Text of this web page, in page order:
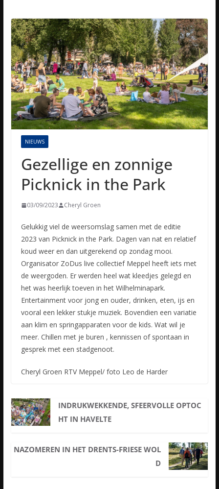
NIEUWS
Gezellige en zonnige
Picknick in the Park
03/09/2023 Cheryl Groen
Gelukkig viel de weersomslag samen met de editie
2023 van Picknick in the Park. Dagen van nat en relatief
koud weer en dan uitgerekend op zondag mooi.
Organisator ZoDus live collectief Meppel heeft iets met
de weergoden. Er werden heel wat kleedjes gelegd en
het was heerlijk toeven in het Wilhelminapark.
Entertainment voor jong en ouder, drinken, eten, ijs en
vooral een lekker stukje muziek. Bovendien een variatie
aan klim en springapparaten voor de kids. Wat wil je
meer. Chillen met je buren , kennissen of spontaan in
gesprek met een stadgenoot.
Cheryl Groen RTV Meppel/ foto Leo de Harder
INDRUKWEKKENDE, SFEERVOLLE OPTOC
HT IN HAVELTE
NAZOMEREN IN HET DRENTS-FRIESE WOL
D